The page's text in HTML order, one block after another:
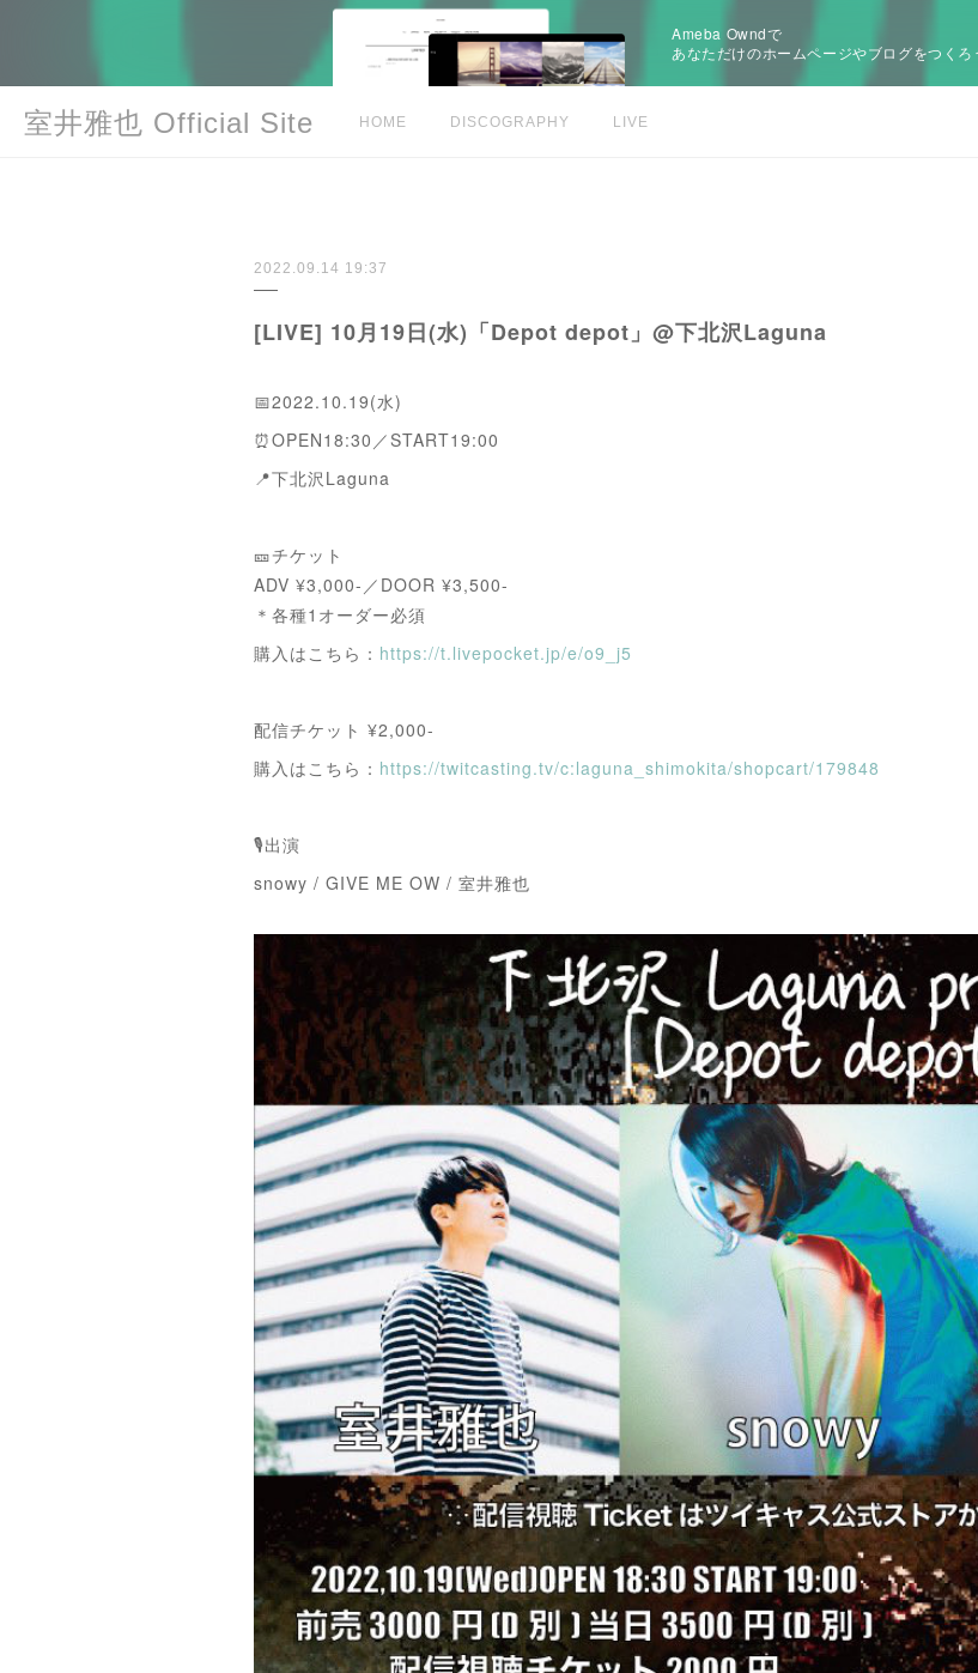
Ameba Owndで
あなただけのホームページやブログをつくろ
室井雅也 Official Site HOME DISCOGRAPHY LIVE
2022.09.14 19:37
[LIVE] 10月19日(水)「Depot depot」@下北沢Laguna
📅2022.10.19(水)
⏰OPEN18:30／START19:00
📍下北沢Laguna
🎫チケット
ADV ¥3,000-／DOOR ¥3,500-
＊各種1オーダー必須
購入はこちら： https://t.livepocket.jp/e/o9_j5
配信チケット ¥2,000-
購入はこちら： https://twitcasting.tv/c:laguna_shimokita/shopcart/179848
🎙出演
snowy / GIVE ME OW / 室井雅也